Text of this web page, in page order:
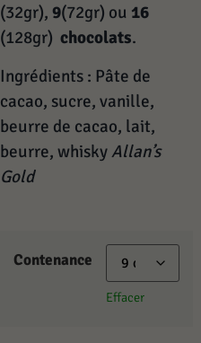
(32gr), 9(72gr) ou 16
(128gr) chocolats.
Ingrédients : Pâte de
cacao, sucre, vanille,
beurre de cacao, lait,
beurre, whiskyAllan’s
Gold
Contenance
Effacer